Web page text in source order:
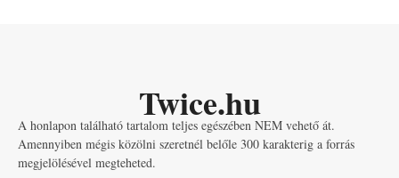
Twice.hu
A honlapon található tartalom teljes egészében NEM vehető át.
Amennyiben mégis közölni szeretnél belőle 300 karakterig a forrás
megjelölésével megteheted.